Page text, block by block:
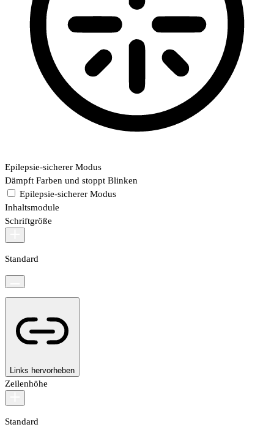
Epilepsie-sicherer Modus
Dämpft Farben und stoppt Blinken
Epilepsie-sicherer Modus
Inhaltsmodule
Schriftgröße
Standard
Links hervorheben
Zeilenhöhe
Standard